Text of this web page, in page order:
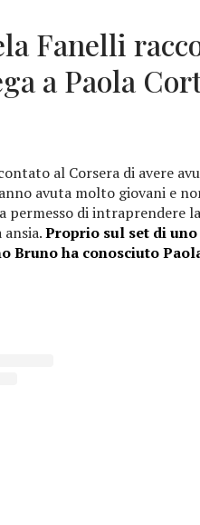
Fanelli
a Paola
al Corsera di avere
avuta molto giovani e
permesso di intraprendere
Proprio sul set di
Bruno ha conosciuto